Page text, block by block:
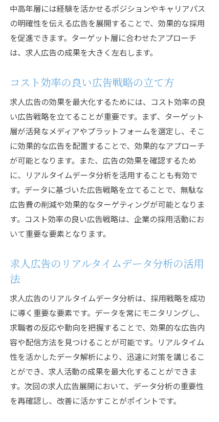
求職者の興味を引く独自の福利厚生
応募率を高めるための応募プロセスの簡略
化
口コミとリファラルプログラムの活用
市場分析を基にした広告戦略の立案
競合他社との差別化ポイントを強調する
タイムリーな広告配信の重要性
多様なプラットフォームの活用
求職者からのデータを活かす
継続的な広告パフォーマンスのモニタリン
グ
求人広告のリアルタイムデータ分析の活用例
データ分析で広告効果を最大化する方法
重要なKPIの設定とモニタリング
広告のパフォーマンスを改善する具体的な
データに基づいたターゲティングの強化
リアルタイムフィードバックを活かす方法
求人広告を活用した効果的な採用活動の秘訣
総合的な採用戦略の中での求人広告の位置
付け
他の採用手法との連携
採用活動の中での求人広告の役割
中高年層には経験を活かせるポジションやキャリアパス
の明確性を伝える広告を展開することで、効果的な採用
を促進できます。ターゲット層に合わせたアプローチ
は、求人広告の成果を大きく左右します。
コスト効率の良い広告戦略の立て方
求人広告の効果を最大化するためには、コスト効率の良
い広告戦略を立てることが重要です。まず、ターゲット
層が活発なメディアやプラットフォームを選定し、そこ
に効果的な広告を配置することで、効果的なアプローチ
が可能となります。また、広告の効果を確認するため
に、リアルタイムデータ分析を活用することも有効で
す。データに基づいた広告戦略を立てることで、無駄な
広告費の削減や効果的なターゲティングが可能となりま
す。コスト効率の良い広告戦略は、企業の採用活動にお
いて重要な要素となります。
求人広告のリアルタイムデータ分析の活用
法
求人広告のリアルタイムデータ分析は、採用戦略を成功
に導く重要な要素です。データを常にモニタリングし、
求職者の反応や動向を把握することで、効果的な広告内
容や配信方法を見つけることが可能です。リアルタイム
性を活かしたデータ解析により、迅速に対策を講じるこ
とができ、求人活動の成果を最大化することができま
す。次回の求人広告展開において、データ分析の重要性
を再確認し、改善に活かすことがポイントです。